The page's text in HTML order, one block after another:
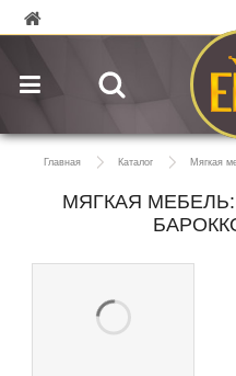
Главная Каталог Мягкая
МЯГКАЯ